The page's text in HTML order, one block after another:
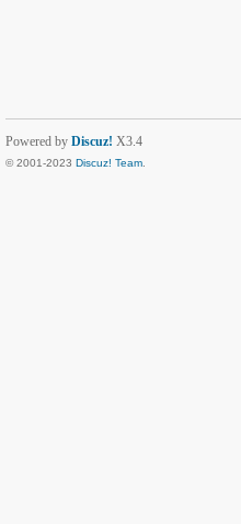
Powered by Discuz! X3.4
© 2001-2023 Discuz! Team